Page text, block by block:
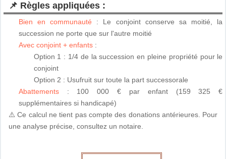
📌 Règles appliquées :
Bien en communauté : Le conjoint conserve sa moitié, la
succession ne porte que sur l'autre moitié
Avec conjoint + enfants:
Option 1 : 1/4 de la succession en pleine propriété pour le
conjoint
Option 2 : Usufruit sur toute la part successorale
Abattements: 100 000 € par enfant (159 325 €
supplémentaires si handicapé)
⚠️ Ce calcul ne tient pas compte des donations antérieures. Pour
une analyse précise, consultez un notaire.